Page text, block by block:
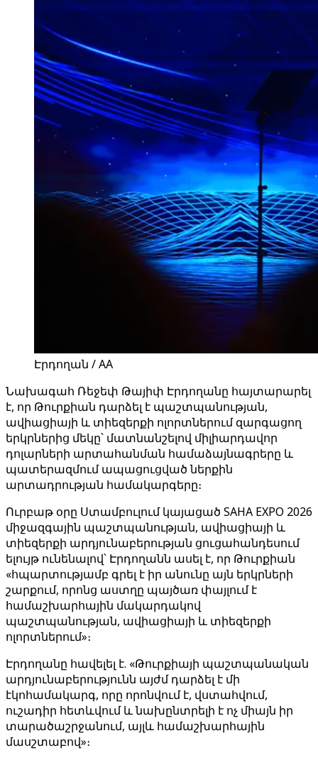
Էրդողան / AA
Նախագահ Ռեջեփ Թայիփ Էրդողանը հայտարարել
է, որ Թուրքիան դարձել է պաշտպանության,
ավիացիայի և տիեզերքի ոլորտներում զարգացող
երկրներից մեկը՝ մատնանշելով միլիարդավոր
դոլարների արտահանման համաձայնագրերը և
պատերազմում ապացուցված ներքին
արտադրության համակարգերը։
Ուրբաթ օրը Ստամբուլում կայացած SAHA EXPO 2026
միջազգային պաշտպանության, ավիացիայի և
տիեզերքի արդյունաբերության ցուցահանդեսում
ելույթ ունենալով՝ Էրդողանն ասել է, որ Թուրքիան
«հպարտությամբ գրել է իր անունը այն երկրների
շարքում, որոնց աստղը պայծառ փայլում է
համաշխարհային մակարդակով
պաշտպանության, ավիացիայի և տիեզերքի
ոլորտներում»։
Էրդողանը հավելել է. «Թուրքիայի պաշտպանական
արդյունաբերությունն այժմ դարձել է մի
էկոհամակարգ, որը որոնվում է, վստահվում,
ուշադիր հետևվում և նախընտրելի է ոչ միայն իր
տարածաշրջանում, այլև համաշխարհային
մասշտաբով»։